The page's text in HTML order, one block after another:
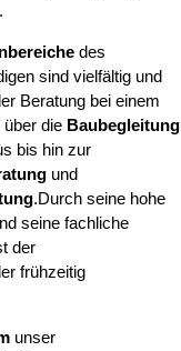
des
sind vielfältig und
Beratung bei einem
über die Baubegleitung
bis hin zur
und
.Durch seine hohe
seine fachliche
der
frühzeitig
unser